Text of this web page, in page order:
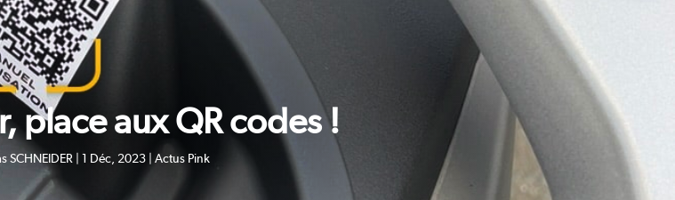
Fly
2026
place aux QR codes !
SCHNEIDER 1 Déc, 2023 Actus Pink